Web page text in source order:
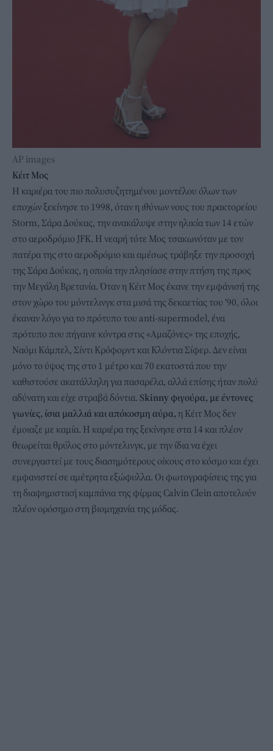
ΑP images
Κέιτ Μος
Η καριέρα του πιο πολυσυζητημένου μοντέλου όλων των
εποχών ξεκίνησε το 1998, όταν η ιθύνων νους του πρακτορείου
Storm, Σάρα Δούκας, την ανακάλυψε στην ηλικία των 14 ετών
στο αεροδρόμιο JFK. Η νεαρή τότε Μος τσακωνόταν με τον
πατέρα της στο αεροδρόμιο και αμέσως τράβηξε την προσοχή
της Σάρα Δούκας, η οποία την πλησίασε στην πτήση της προς
την Μεγάλη Βρετανία. Όταν η Κέιτ Μος έκανε την εμφάνισή της
στον χώρο του μόντελινγκ στα μισά της δεκαετίας του ‘90, όλοι
έκαναν λόγο για το πρότυπο του anti-supermodel, ένα
πρότυπο που πήγαινε κόντρα στις «Αμαζόνες» της εποχής,
Ναόμι Κάμπελ, Σίντι Κρόφορντ και Κλόντια Σίφερ. Δεν είναι
μόνο το ύψος της στο 1 μέτρο και 70 εκατοστά που την
καθιστούσε ακατάλληλη για πασαρέλα, αλλά επίσης ήταν πολύ
αδύνατη και είχε στραβά δόντια. Skinny φιγούρα, με έντονες
γωνίες, ίσια μαλλιά και απόκοσμη αύρα, η Κέιτ Μος δεν
έμοιαζε με καμία. Η καριέρα της ξεκίνησε στα 14 και πλέον
θεωρείται θρύλος στο μόντελινγκ, με την ίδια να έχει
συνεργαστεί με τους διασημότερους οίκους στο κόσμο και έχει
εμφανιστεί σε αμέτρητα εξώφυλλα. Οι φωτογραφίσεις της για
τη διαφημιστική καμπάνια της φίρμας Calvin Clein αποτελούν
πλέον ορόσημο στη βιομηχανία της μόδας.